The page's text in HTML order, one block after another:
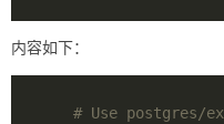
内容如下：
# Use postgres/